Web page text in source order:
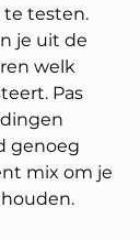
te testen.
je uit de
welk
Pas
genoeg
mix om je